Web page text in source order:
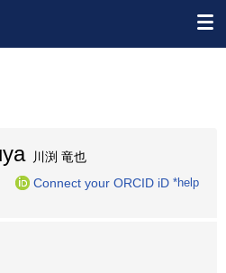
川渕 竜也
Connect your ORCID iD *help